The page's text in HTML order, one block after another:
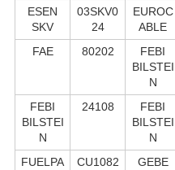
ESEN
SKV
03SKV0
24
EUROC
ABLE
FAE 80202
FEBI
BILSTEI
N
FEBI
BILSTEI
N
24108
FEBI
BILSTEI
N
FUELPA
CU1082 GEBE